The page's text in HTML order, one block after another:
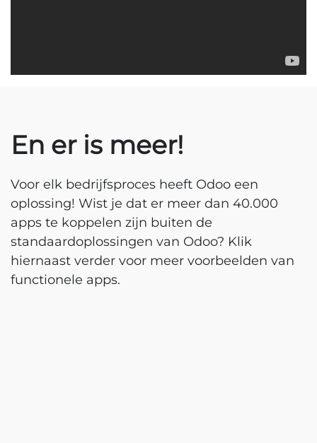
En er is meer!
Voor elk bedrijfsproces heeft Odoo een
oplossing! Wist je dat er meer dan 40.000
apps te koppelen zijn buiten de
standaardoplossingen van Odoo? Klik
hiernaast verder voor meer voorbeelden van
functionele apps.